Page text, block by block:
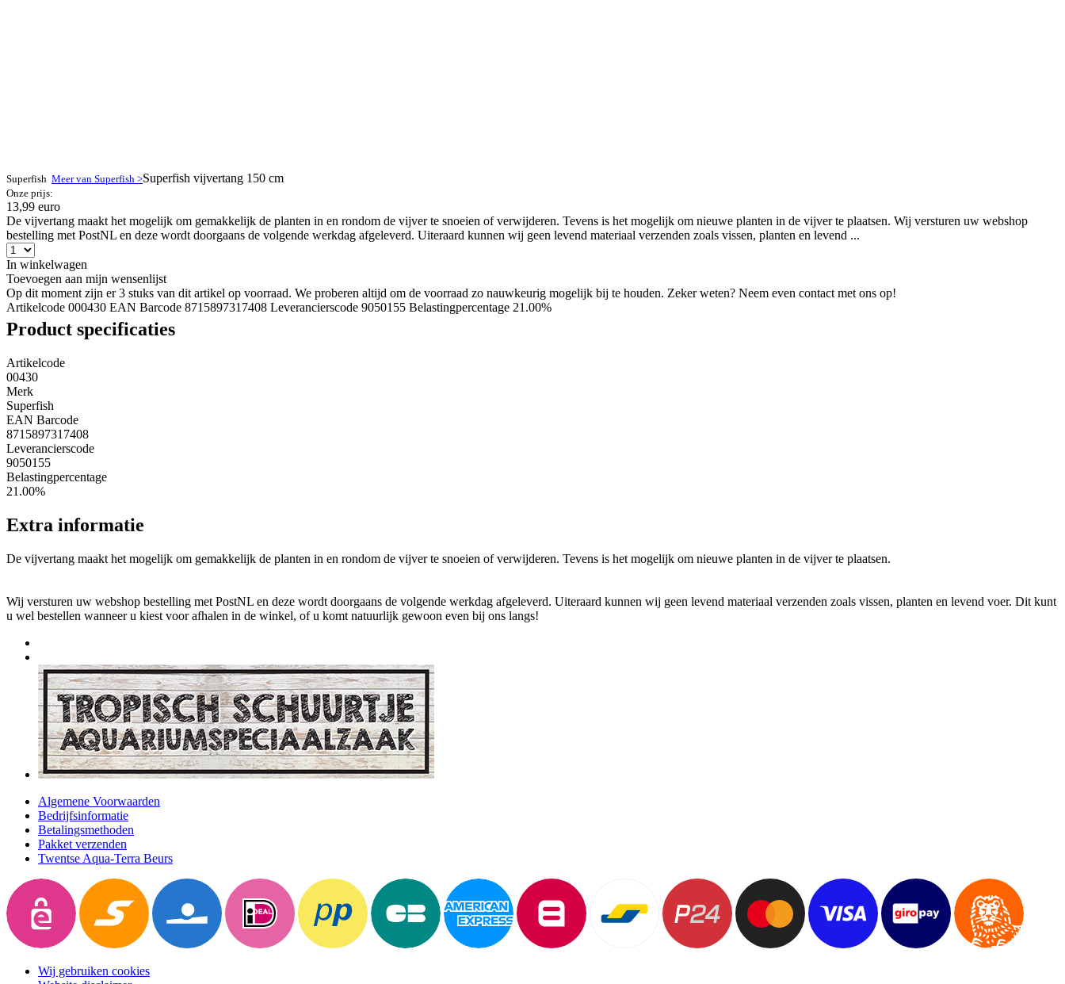
Superfish Meer van Superfish >Superfish vijvertang 150 cm
Onze prijs:
13,99 euro
De vijvertang maakt het mogelijk om gemakkelijk de planten in en rondom de vijver te snoeien of verwijderen. Tevens is het mogelijk om nieuwe planten in de vijver te plaatsen. Wij versturen uw webshop
bestelling met PostNL en deze wordt doorgaans de volgende werkdag afgeleverd. Uiteraard kunnen wij geen levend materiaal verzenden zoals vissen, planten en levend ...
In winkelwagen
Toevoegen aan mijn wensenlijst
Op dit moment zijn er 3 stuks van dit artikel op voorraad. We proberen altijd om de voorraad zo nauwkeurig mogelijk bij te houden. Zeker weten? Neem even contact met ons op!
Artikelcode 000430 EAN Barcode 8715897317408 Leverancierscode 9050155 Belastingpercentage 21.00%
Product specificaties
Artikelcode
00430
Merk
Superfish
EAN Barcode
8715897317408
Leverancierscode
9050155
Belastingpercentage
21.00%
Extra informatie
De vijvertang maakt het mogelijk om gemakkelijk de planten in en rondom de vijver te snoeien of verwijderen. Tevens is het mogelijk om nieuwe planten in de vijver te plaatsen.
Wij versturen uw webshop bestelling met PostNL en deze wordt doorgaans de volgende werkdag afgeleverd. Uiteraard kunnen wij geen levend materiaal verzenden zoals vissen, planten en levend voer. Dit kunt
u wel bestellen wanneer u kiest voor afhalen in de winkel, of u komt natuurlijk gewoon even bij ons langs!
Algemene Voorwaarden
Bedrijfsinformatie
Betalingsmethoden
Pakket verzenden
Twentse Aqua-Terra Beurs
Wij gebruiken cookies